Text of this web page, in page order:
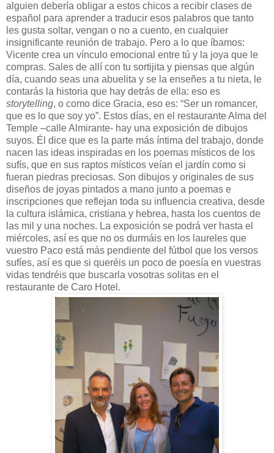
alguien debería obligar a estos chicos a recibir clases de
español para aprender a traducir esos palabros que tanto
les gusta soltar, vengan o no a cuento, en cualquier
insignificante reunión de trabajo. Pero a lo que íbamos:
Vicente crea un vínculo emocional entre tú y la joya que le
compras. Sales de allí con tu sortijita y piensas que algún
día, cuando seas una abuelita y se la enseñes a tu nieta, le
contarás la historia que hay detrás de ella: eso es
storytelling, o como dice Gracia, eso es: “Ser un romancer,
que es lo que soy yo”. Estos días, en el restaurante Alma del
Temple –calle Almirante- hay una exposición de dibujos
suyos. Él dice que es la parte más íntima del trabajo, donde
nacen las ideas inspiradas en los poemas místicos de los
sufís, que en sus raptos místicos veían el jardín como si
fueran piedras preciosas. Son dibujos y originales de sus
diseños de joyas pintados a mano junto a poemas e
inscripciones que reflejan toda su influencia creativa, desde
la cultura islámica, cristiana y hebrea, hasta los cuentos de
las mil y una noches. La exposición se podrá ver hasta el
miércoles, así es que no os durmáis en los laureles que
vuestro Paco está más pendiente del fútbol que los versos
sufíes, así es que si queréis un poco de poesía en vuestras
vidas tendréis que buscarla vosotras solitas en el
restaurante de Caro Hotel.